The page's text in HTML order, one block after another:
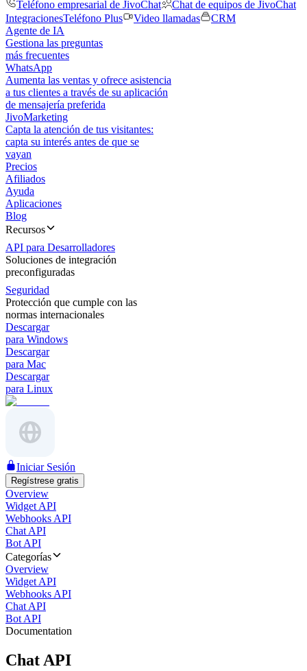
Teléfono empresarial de JivoChat
Chat de equipos de JivoChat
IntegracionesTeléfono Plus Video llamadas
CRM
Agente de IA
Gestiona las preguntas
más frecuentes
WhatsApp
Aumenta las ventas y ofrece asistencia
a tus clientes a través de su aplicación
de mensajería preferida
JivoMarketing
Capta la atención de tus visitantes:
capta su interés antes de que se
vayan
Precios
Afiliados
Ayuda
Aplicaciones
Blog
Recursos
API para Desarrolladores
Soluciones de integración
preconfiguradas
Seguridad
Protección que cumple con las
normas internacionales
Descargar
para Windows
Descargar
para Mac
Descargar
para Linux
Iniciar Sesión
Regístrese gratis
Overview
Widget API
Webhooks API
Chat API
Bot API
Categorías
Overview
Widget API
Webhooks API
Chat API
Bot API
Documentation
Chat API